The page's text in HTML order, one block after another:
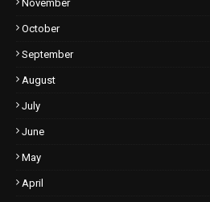
November
October
September
August
July
June
May
April